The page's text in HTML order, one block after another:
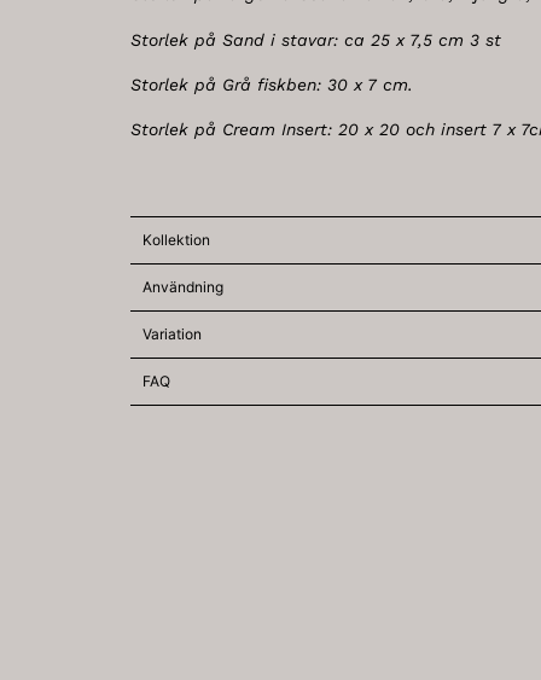
Storlek på Sand i stavar: ca 25 x 7,5 cm 3 st
Storlek på Grå fiskben: 30 x 7 cm.
Storlek på Cream Insert: 20 x 20 och insert 7 x
Kollektion
Användning
Variation
FAQ